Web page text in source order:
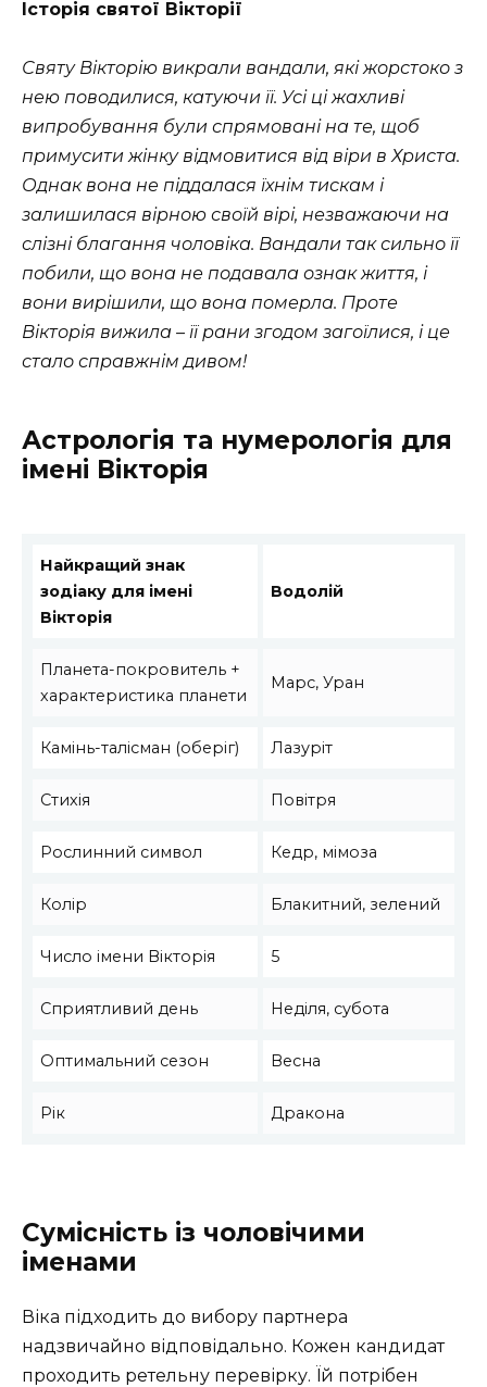
Історія святої Вікторії
Святу Вікторію викрали вандали, які жорстоко з
нею поводилися, катуючи її. Усі ці жахливі
випробування були спрямовані на те, щоб
примусити жінку відмовитися від віри в Христа.
Однак вона не піддалася їхнім тискам і
залишилася вірною своїй вірі, незважаючи на
слізні благання чоловіка. Вандали так сильно її
побили, що вона не подавала ознак життя, і
вони вирішили, що вона померла. Проте
Вікторія вижила – її рани згодом загоїлися, і це
стало справжнім дивом!
Астрологія та нумерологія для
імені Вікторія
Найкращий знак
зодіаку для імені
Вікторія
Водолій
Планета-покровитель +
характеристика планети
Марс, Уран
Камінь-талісман (оберіг) Лазуріт
Стихія Повітря
Рослинний символ Кедр, мімоза
Колір Блакитний, зелений
Число імени Вікторія 5
Сприятливий день Неділя, субота
Оптимальний сезон Весна
Рік Дракона
Сумісність із чоловічими
іменами
Віка підходить до вибору партнера
надзвичайно відповідально. Кожен кандидат
проходить ретельну перевірку. Їй потрібен